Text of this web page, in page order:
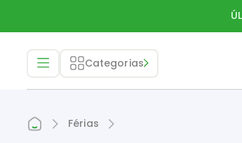
Categorias
Férias